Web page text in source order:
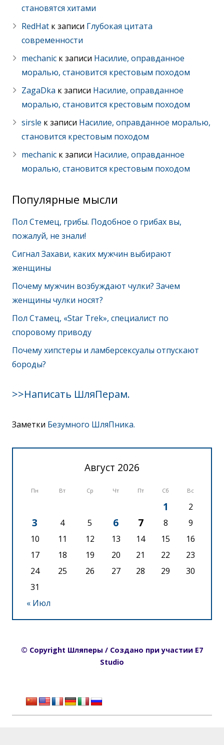
становятся хитами
RedHat к записи Глубокая цитата
современности
mechanic к записи Насилие, оправданное
моралью, становится крестовым походом
ZagaDka к записи Насилие, оправданное
моралью, становится крестовым походом
sirsle к записи Насилие, оправданное моралью,
становится крестовым походом
mechanic к записи Насилие, оправданное
моралью, становится крестовым походом
Популярные мысли
Пол Стемец, грибы. Подобное о грибах вы,
пожалуй, не знали!
Сигнал Захави, каких мужчин выбирают
женщины
Почему мужчин возбуждают чулки? Зачем
женщины чулки носят?
Пол Стамец, «Star Trek», специалист по
споровому приводу
Почему хипстеры и ламберсексуалы отпускают
бороды?
>>Написать ШляПерам.
Заметки Безумного ШляПника.
Август 2026
Пн Вт Ср Чт Пт Сб Вс
« Июл
1 2
3 4 5 6 7 8
9
10
11 12 13 14 15
16
17
18 19 20 21 22
23
24
25 26 27 28 29
30
31
© Copyright Шляперы / Создано при участии E7
Studio